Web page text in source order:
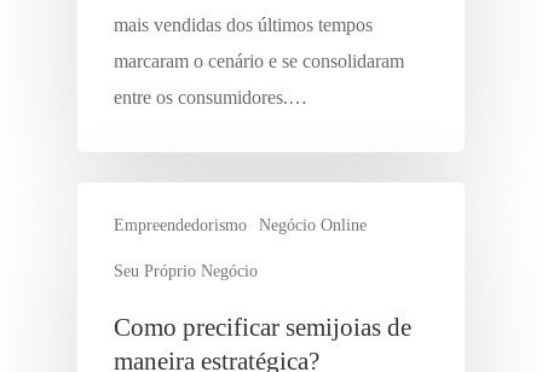
mais vendidas dos últimos tempos
marcaram o cenário e se consolidaram
entre os consumidores.…
Empreendedorismo Negócio Online
Seu Próprio Negócio
Como precificar semijoias de
maneira estratégica?